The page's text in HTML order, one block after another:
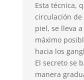
Esta técnica,
circulación de
piel, se lleva
máximo
hacia los
El secreto se
manera